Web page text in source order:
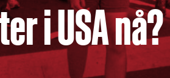
i USA nå?